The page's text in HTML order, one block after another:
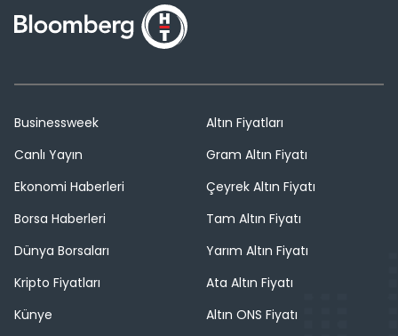
Businessweek
Canlı Yayın
Ekonomi Haberleri
Borsa Haberleri
Dünya Borsaları
Kripto Fiyatları
Künye
Altın Fiyatları
Gram Altın Fiyatı
Çeyrek Altın Fiyatı
Tam Altın Fiyatı
Yarım Altın Fiyatı
Ata Altın Fiyatı
Altın ONS Fiyatı